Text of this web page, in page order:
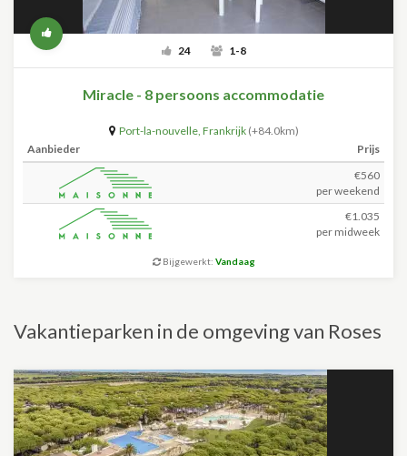
24 1-8
Miracle - 8 persoons accommodatie
Port-la-nouvelle, Frankrijk (+84.0km)
Aanbieder
Prijs
€560
per weekend
€1.035
per midweek
Bijgewerkt: Vandaag
Vakantieparken in de omgeving van Roses